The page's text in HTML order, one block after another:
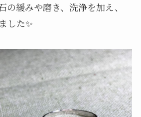
の緩みや磨き、洗浄を加え、
した✨